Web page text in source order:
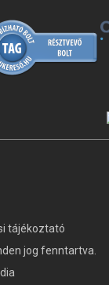
jog fenntartva.
tájékoztató